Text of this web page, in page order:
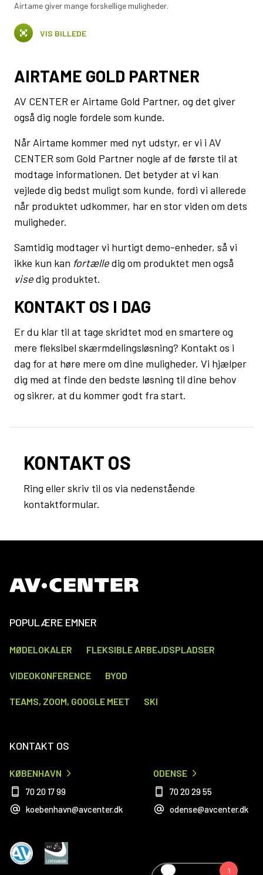
Airtame giver mange forskellige muligheder.
VIS BILLEDE
AIRTAME GOLD PARTNER
AV CENTER er Airtame Gold Partner, og det giver
også dig nogle fordele som kunde.
Når Airtame kommer med nyt udstyr, er vi i AV
CENTER som Gold Partner nogle af de første til at
modtage informationen. Det betyder at vi kan
vejlede dig bedst muligt som kunde, fordi vi allerede
når produktet udkommer, har en stor viden om dets
muligheder.
Samtidig modtager vi hurtigt demo-enheder, så vi
ikke kun kan fortælledig om produktet men også
visedig produktet.
KONTAKT OS I DAG
Er du klar til at tage skridtet mod en smartere og
mere fleksibel skærmdelingsløsning? Kontakt os i
dag for at høre mere om dine muligheder. Vi hjælper
dig med at finde den bedste løsning til dine behov
og sikrer, at du kommer godt fra start.
KONTAKT OS
Ring eller skriv til os via nedenstående
kontaktformular.
POPULÆRE EMNER
MØDELOKALER FLEKSIBLE ARBEJDSPLADSER
VIDEOKONFERENCE BYOD
TEAMS, ZOOM, GOOGLE MEET SKI
KONTAKT OS
KØBENHAVN
70 20 17 99
koebenhavn@avcenter.dk
ODENSE
70 20 29 55
odense@avcenter.dk